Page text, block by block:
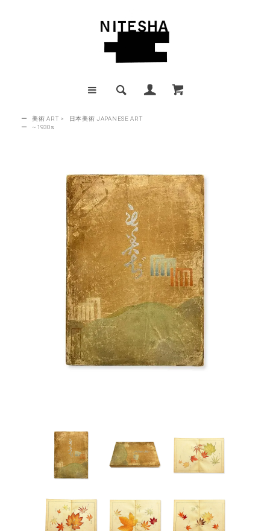
ー 美術 ART >
日本美術 JAPANESE ART
ー
~1930s